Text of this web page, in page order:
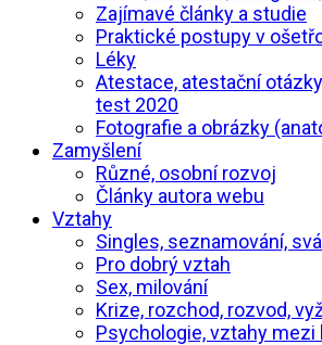
Zajímavé články a studie
Praktické postupy v
Léky
Atestace, atestační
test 2020
Fotografie a obrázky
Zamyšlení
Různé, osobní rozvoj
Články autora webu
Vztahy
Singles, seznamování,
Pro dobrý vztah
Sex, milování
Krize, rozchod, rozvod,
Psychologie, vztahy mezi